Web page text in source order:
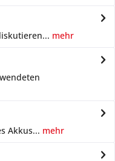
mehr
Akkus... mehr